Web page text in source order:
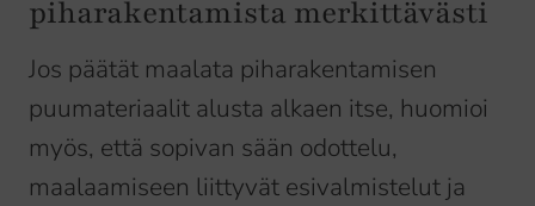
piharakentamista merkittävästi
Jos päätät maalata piharakentamisen
puumateriaalit alusta alkaen itse, huomioi
myös, että sopivan sään odottelu,
maalaamiseen liittyvät esivalmistelut ja